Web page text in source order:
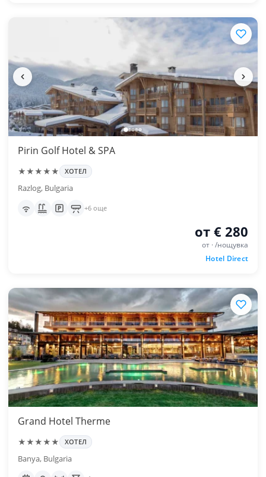
Pirin Golf Hotel & SPA
★★★★★ ХОТЕЛ
Razlog, Bulgaria
+6 още
от € 280
от · /нощувка
Hotel Direct
Grand Hotel Therme
★★★★★ ХОТЕЛ
Banya, Bulgaria